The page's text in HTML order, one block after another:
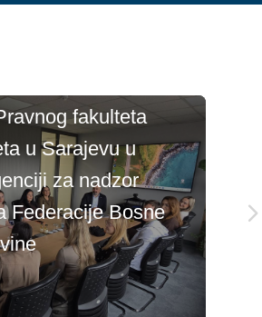
fakulteta
u Sarajevu u
za nadzor
Federacije Bosne